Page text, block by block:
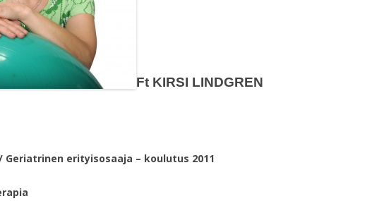
Ft KIRSI LINDGREN
erityisosaaja – koulutus 2011